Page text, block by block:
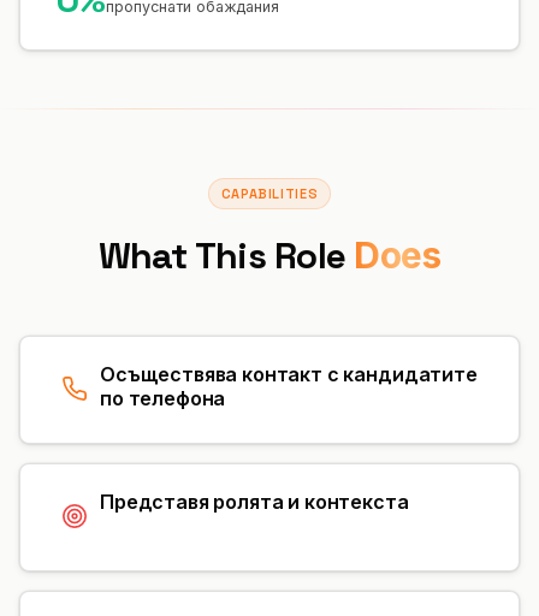
пропуснати обаждания
CAPABILITIES
What This Role Does
Осъществява контакт с кандидатите
по телефона
Представя ролята и контекста